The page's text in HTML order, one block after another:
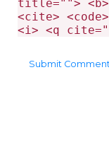
title="">
<cite>
<i> <q